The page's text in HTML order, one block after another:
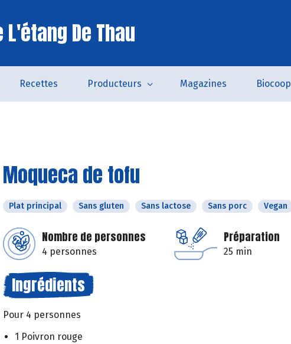
L'étang De Thau
Recettes Producteurs Magazines Biocoop
Moqueca de tofu
Plat principal Sans gluten Sans lactose Sans porc Vegan
Nombre de personnes
4 personnes
Préparation
25 min
Ingrédients
Pour 4 personnes
1 Poivron rouge